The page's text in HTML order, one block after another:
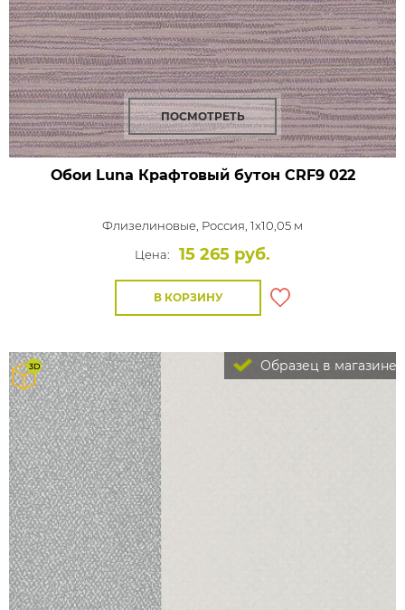
ПОСМОТРЕТЬ
Обои Luna Крафтовый бутон CRF9 022
Флизелиновые, Россия, 1x10,05 м
Цена:
15 265 руб.
В КОРЗИНУ
Образец в магазине